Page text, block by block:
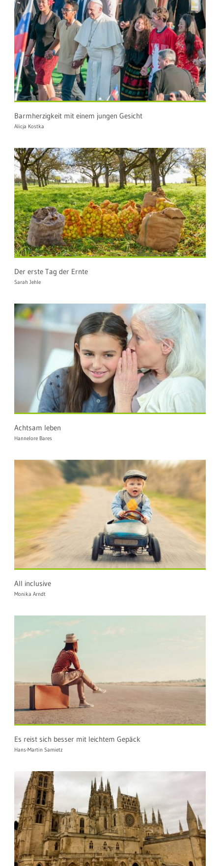
Barmherzigkeit mit einem jungen Gesicht
Alicja Kostka
Der erste Tag der Ernte
Sarah Jehle
Achtsam leben
Hannelore Bares
All inclusive
Monika Arndt
Es reist sich besser mit leichtem Gepäck
Hans-Martin Samietz